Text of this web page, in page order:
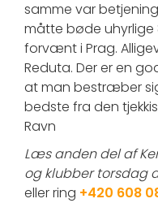
samme var
måtte bøde uhyrlige
forvænt i Prag.
Reduta. Der er en
at man bestræber
bedste fra den
Ravn
Læs anden del af
og klubber torsdag
eller ring +420 608 08